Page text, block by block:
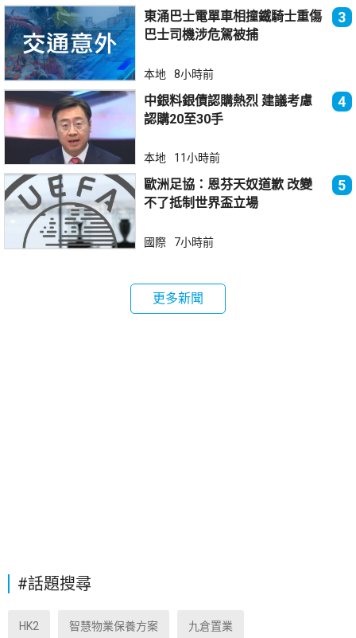
東涌巴士電單車相撞鐵騎士重傷
巴士司機涉危駕被捕
3
本地 8小時前
中銀料銀債認購熱烈 建議考慮
認購20至30手
4
本地 11小時前
歐洲足協：恩芬天奴道歉 改變
不了抵制世界盃立場
5
國際 7小時前
更多新聞
#話題搜尋
HK2 智慧物業保養方案 九倉置業